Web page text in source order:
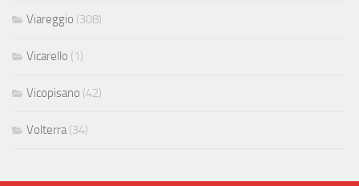
Viareggio (308)
Vicarello (1)
Vicopisano (42)
Volterra (34)